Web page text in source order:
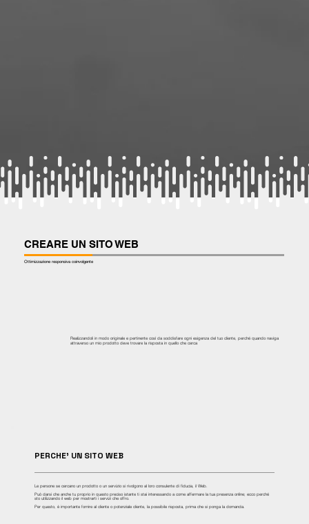
Realizzandoli in modo originale e pertinente così da soddisfare ogni esigenza del tuo cliente, perché quando naviga
attraverso un mio prodotto deve trovare la risposta in quello che cerca
PERCHE' UN SITO WEB
Le persone se cercano un prodotto o un servizio si rivolgono al loro consulente di fiducia, il Web.
Può darsi che anche tu proprio in questo preciso istante ti stai interessando a come affermare la tua presenza online; ecco perché
sto utilizzando il web per mostrarti i servizi che offro.
Per questo, è importante fornire al cliente o potenziale cliente, la possibile risposta, prima che si ponga la domanda.
Ottimizzazione responsiva coinvolgente
CREARE UN SITO WEB